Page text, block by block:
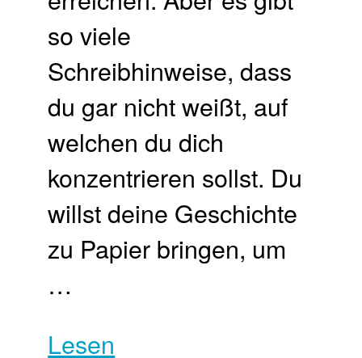
so viele
Schreibhinweise, dass
du gar nicht weißt, auf
welchen du dich
konzentrieren sollst. Du
willst deine Geschichte
zu Papier bringen, um
…
Lesen